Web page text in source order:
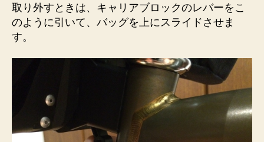
取り外すときは、キャリアブロックのレバーをこ
のように引いて、バッグを上にスライドさせま
す。